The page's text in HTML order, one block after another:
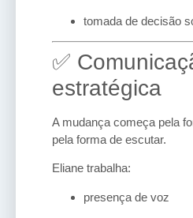
tomada de decisão
✅
estratégica
A mudança começa pela
pela forma de escutar.
Eliane trabalha:
presença de voz